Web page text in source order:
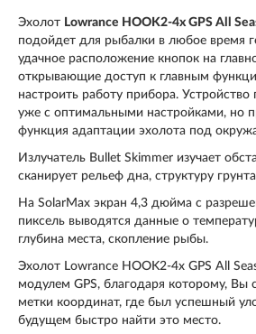
Эхолот Lowrance HOOK2-4x GPS All
подойдет для рыбалки в любое время
удачное расположение кнопок на
открывающие доступ к главным
настроить работу прибора.
уже с оптимальными настройками, но
функция адаптации эхолота под
Излучатель Bullet Skimmer изучает
сканирует рельеф дна, структуру
На SolarMax экран 4,3 дюйма с
пиксель выводятся данные о
глубина места, скопление рыбы.
Эхолот Lowrance HOOK2-4x GPS All
модулем GPS, благодаря которому, Вы
метки координат, где был успешный
будущем быстро найти это место.